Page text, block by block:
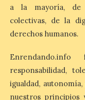
El eclipse
de reservas
precios
7 Ago 2026
a la mayoría, de
colectivas, de la
derechos humanos.
responsabilidad,
igualdad,
nuestros